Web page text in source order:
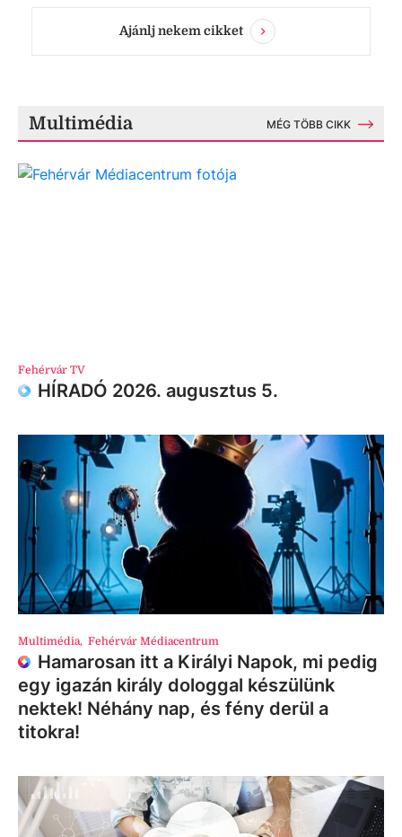
Ajánlj nekem cikket
Multimédia MÉG TÖBB CIKK
Fehérvár TV
HÍRADÓ 2026. augusztus 5.
Multimédia, Fehérvár Médiacentrum
Hamarosan itt a Királyi Napok, mi pedig
egy igazán király dologgal készülünk
nektek! Néhány nap, és fény derül a
titokra!